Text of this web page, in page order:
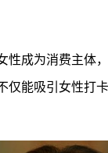
性成为消费主体
仅能吸引女性打